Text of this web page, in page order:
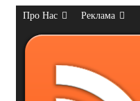
Про Нас Реклама